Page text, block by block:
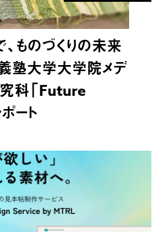
ものづくりの未来
塾大学大学院メデ
科「Future
ート